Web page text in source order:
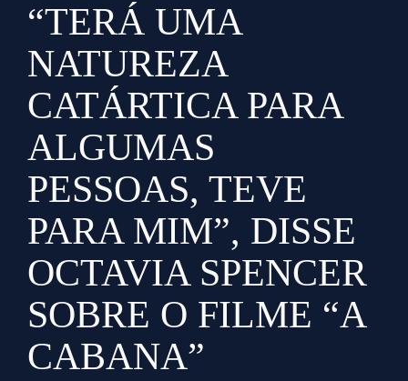
“TERÁ UMA
NATUREZA
CATÁRTICA PARA
ALGUMAS
PESSOAS, TEVE
PARA MIM”, DISSE
OCTAVIA SPENCER
SOBRE O FILME “A
CABANA”